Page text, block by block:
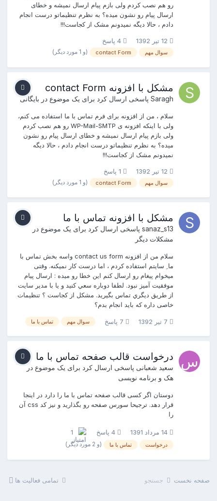
رو هم نصب کردم ولی بازم پیام ارسال نمیشه و خطای
ارسال پیام رو نشون میده؟ به نظرم تنظیماتو درست انجام
دادم ، حالا دیگه نمیدونم مشک از کجاست!!!
12 تیر 1392
سوال مهم contact Form (و 1 مورد دیگر)
مشکل با افزونه contact Form
Saragh پاسخی ارسال کرد برای یک موضوع در بایگانی
سلام ، من از افزونه برای فرم تماس با ما استفاده می کنم،
ولی با اینکه افزونه ی WP-Mail-SMTP رو هم نصب کردم
ولی بازم پیام ارسال نمیشه و خطای ارسال پیام رو نشون
میده؟ به نظرم تنظیماتو درست انجام دادم ، حالا دیگه
نمیدونم مشک از کجاست!!!
12 تیر 1392
سوال مهم contact Form (و 1 مورد دیگر)
مشکل با افزونه تماس با ما
sanaz_s13 پاسخی ارسال کرد برای یک موضوع در
مشکلات دیگر
سلام من از افزونه contact us form واسه بخش تماس با
ما ِ سایتم استفاده کردم ، اما درست کار نمیکنه. وقتی
میخوام پیغام رو ارسال کنم این خطا رو میده : ارسال پيام
موفقيت آميز نبود. لطفا دوباره سعي کنيد و يا با مدير سايت
از طريق ديگري تماس بگيريد. مشکل از کجاست ؟ تنظیمات
خاصی داره که باید انجام بدم؟
7 تیر 1392 سوال مهم تماس با ما
درخواست قالب صفحه تماس با ما
سعید شعبانی پاسخی ارسال کرد برای یک موضوع در
هک و برنامه نویسی
دوستان اگر کسی قالب صفحه تماس با ما را دارد در اینجا
قرار دهد. ترجیحا سورس صفحه رو بگذارید و نیز کد css آن
را
14 مرداد 1391 1
درخواست تماس با ما (و 2 مورد دیگر)
تمامی فعالیت ها صفحه نخست جستجو